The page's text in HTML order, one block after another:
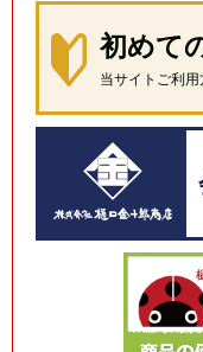
初めて
当サイトご利用